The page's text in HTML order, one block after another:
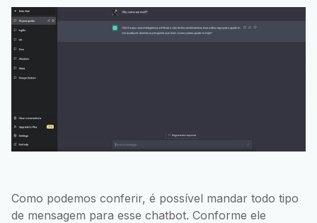
Como podemos conferir, é possível mandar todo tipo
de mensagem para esse chatbot. Conforme ele